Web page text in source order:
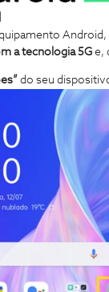
a tecnologia 5G e,
do seu